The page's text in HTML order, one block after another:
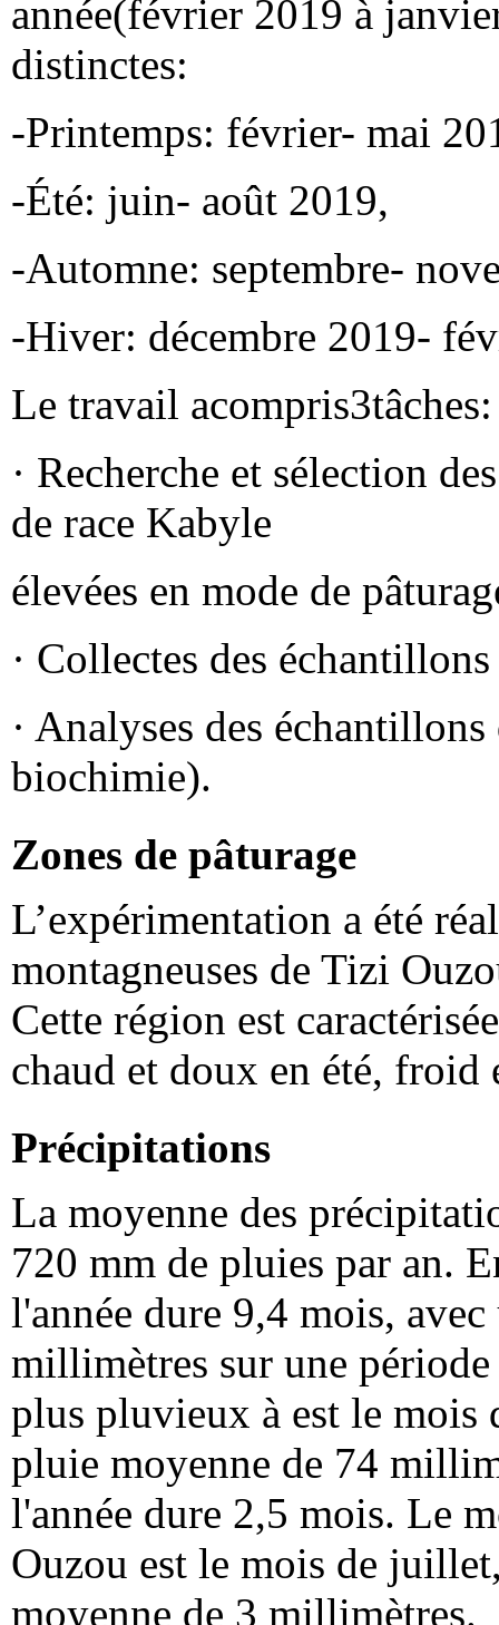
année(février 2019 à
distinctes:
-Printemps: février- mai
-Été: juin- août 2019,
-Automne: septembre-
-Hiver: décembre 2019-
Le travail acompris3tâches:
· Recherche et sélection
de race Kabyle
élevées en mode de
· Collectes des
· Analyses des
biochimie).
Zones de pâturage
L’expérimentation a été
montagneuses de Tizi
Cette région est
chaud et doux en été, froid
Précipitations
La moyenne des
720 mm de pluies par an.
l'année dure 9,4 mois,
millimètres sur une
plus pluvieux à est le mois
pluie moyenne de 74
l'année dure 2,5 mois. Le
Ouzou est le mois de
moyenne de 3 millimètres.